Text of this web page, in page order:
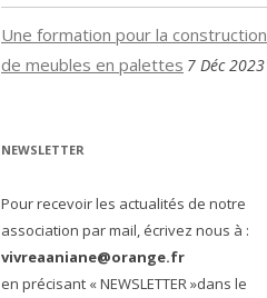
Une formation pour la construction
de meubles en palettes 7 Déc 2023
NEWSLETTER
Pour recevoir les actualités de notre
association par mail, écrivez nous à :
vivreaaniane@orange.fr
en précisant « NEWSLETTER »dans le